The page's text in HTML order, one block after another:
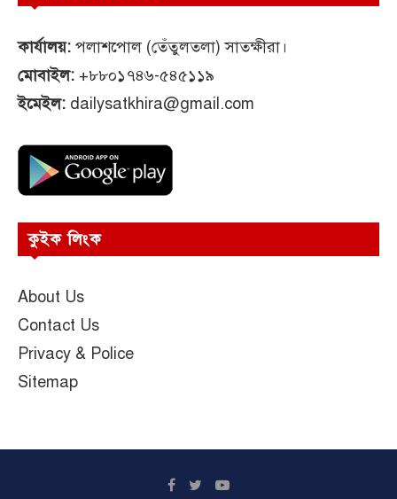
কার্যালয়: পলাশপোল (তেঁতুলতলা) সাতক্ষীরা।
মোবাইল: +৮৮০১৭৪৬-৫৪৫১১৯
ইমেইল: dailysatkhira@gmail.com
কুইক লিংক
About Us
Contact Us
Privacy & Police
Sitemap